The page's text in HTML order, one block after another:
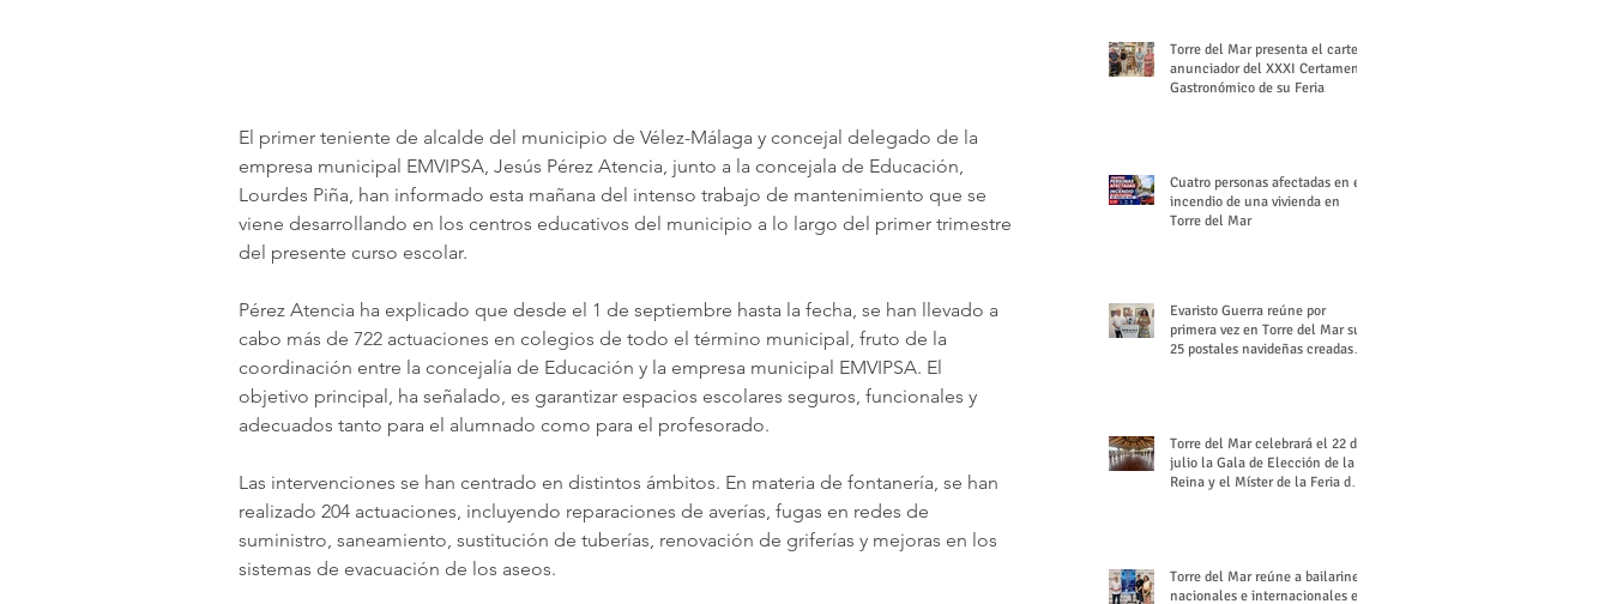
El primer teniente de alcalde del municipio de Vélez-Málaga y concejal delegado de la
empresa municipal EMVIPSA, Jesús Pérez Atencia, junto a la concejala de Educación,
Lourdes Piña, han informado esta mañana del intenso trabajo de mantenimiento que se
viene desarrollando en los centros educativos del municipio a lo largo del primer trimestre
del presente curso escolar.
Pérez Atencia ha explicado que desde el 1 de septiembre hasta la fecha, se han llevado a
cabo más de 722 actuaciones en colegios de todo el término municipal, fruto de la
coordinación entre la concejalía de Educación y la empresa municipal EMVIPSA. El
objetivo principal, ha señalado, es garantizar espacios escolares seguros, funcionales y
adecuados tanto para el alumnado como para el profesorado.
Las intervenciones se han centrado en distintos ámbitos. En materia de fontanería, se han
realizado 204 actuaciones, incluyendo reparaciones de averías, fugas en redes de
suministro, saneamiento, sustitución de tuberías, renovación de griferías y mejoras en los
sistemas de evacuación de los aseos.
Torre del Mar presenta el cartel
anunciador del XXXI Certamen
Gastronómico de su Feria
Cuatro personas afectadas en el
incendio de una vivienda en
Torre del Mar
Evaristo Guerra reúne por
primera vez en Torre del Mar sus
25 postales navideñas creadas
Torre del Mar celebrará el 22 de
julio la Gala de Elección de la
Reina y el Míster de la Feria de
Torre del Mar reúne a bailarines
nacionales e internacionales en